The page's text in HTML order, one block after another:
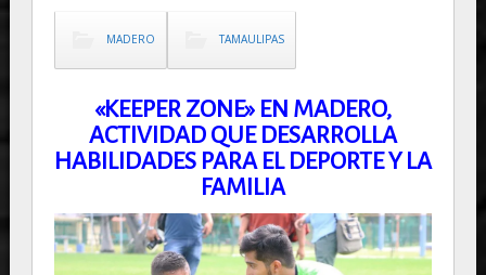
MADERO TAMAULIPAS
«KEEPER ZONE» EN MADERO,
ACTIVIDAD QUE DESARROLLA
HABILIDADES PARA EL DEPORTE Y LA
FAMILIA